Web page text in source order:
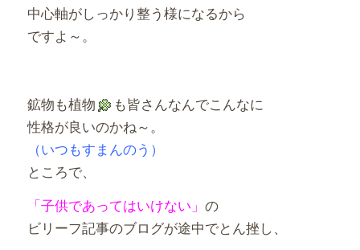
中心軸がしっかり整う様になるから
ですよ～。
鉱物も植物
も皆さんなんでこんなに
性格が良いのかね～。
（いつもすまんのう）
ところで、
「子供であってはいけない」 の
ビリーフ記事のブログが途中でとん挫し、